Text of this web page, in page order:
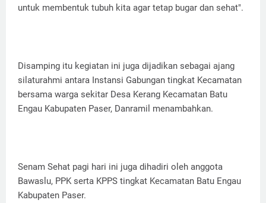
untuk membentuk tubuh kita agar tetap bugar dan sehat".
Disamping itu kegiatan ini juga dijadikan sebagai ajang
silaturahmi antara Instansi Gabungan tingkat Kecamatan
bersama warga sekitar Desa Kerang Kecamatan Batu
Engau Kabupaten Paser, Danramil menambahkan.
Senam Sehat pagi hari ini juga dihadiri oleh anggota
Bawaslu, PPK serta KPPS tingkat Kecamatan Batu Engau
Kabupaten Paser.